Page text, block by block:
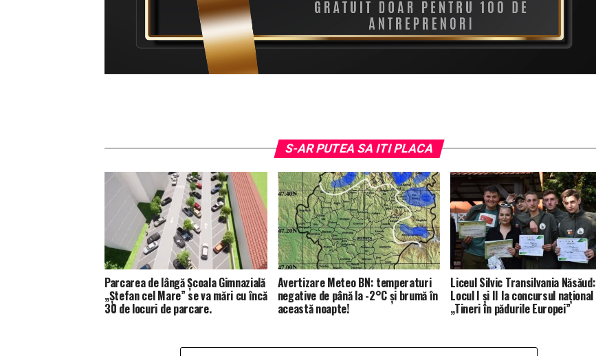
S-AR PUTEA SA ITI PLACA
Parcarea de lângă Școala Gimnazială
„Ștefan cel Mare” se va mări cu încă
30 de locuri de parcare.
Avertizare Meteo BN: temperaturi
negative de până la -2°C și brumă în
această noapte!
Liceul Silvic Transilvania Năsăud:
Locul I și II la concursul național
„Tineri în pădurile Europei”